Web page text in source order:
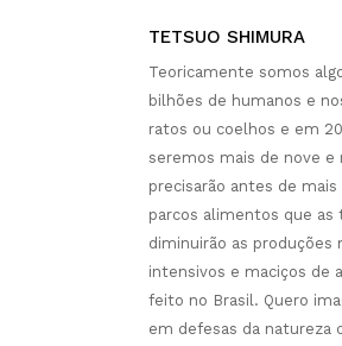
TETSUO SHIMURA
Teoricamente somos
bilhões de humanos e
ratos ou coelhos e em
seremos mais de nove e
precisarão antes de
parcos alimentos que as
diminuirão as produções
intensivos e maciços de
feito no Brasil. Quero
em defesas da natureza